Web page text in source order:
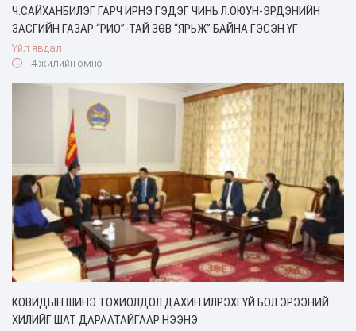
Ч.САЙХАНБИЛЭГ ГАРЧ ИРНЭ ГЭДЭГ ЧИНЬ Л.ОЮУН-ЭРДЭНИЙН
ЗАСГИЙН ГАЗАР “РИО”-ТАЙ ЗӨВ “ЯРЬЖ” БАЙНА ГЭСЭН ҮГ
Үйл явдал
4 жилийн өмнө
КОВИДЫН ШИНЭ ТОХИОЛДОЛ ДАХИН ИЛРЭХГҮЙ БОЛ ЭРЭЭНИЙ
ХИЛИЙГ ШАТ ДАРААТАЙГААР НЭЭНЭ